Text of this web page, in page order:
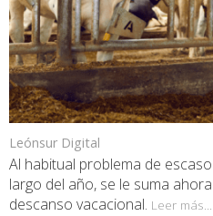
Leónsur Digital
Al habitual problema de
largo del año, se le suma
descanso vacacional. Leer más...